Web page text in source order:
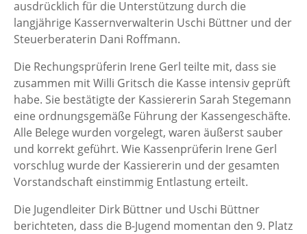
ausdrücklich für die Unterstützung durch die
langjährige Kassernverwalterin Uschi Büttner und der
Steuerberaterin Dani Roffmann.
Die Rechungsprüferin Irene Gerl teilte mit, dass sie
zusammen mit Willi Gritsch die Kasse intensiv geprüft
habe. Sie bestätigte der Kassiererin Sarah Stegemann
eine ordnungsgemäße Führung der Kassengeschäfte.
Alle Belege wurden vorgelegt, waren äußerst sauber
und korrekt geführt. Wie Kassenprüferin Irene Gerl
vorschlug wurde der Kassiererin und der gesamten
Vorstandschaft einstimmig Entlastung erteilt.
Die Jugendleiter Dirk Büttner und Uschi Büttner
berichteten, dass die B-Jugend momentan den 9. Platz